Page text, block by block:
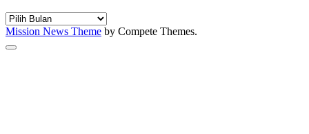
ARSIP
Mission News Theme by Compete Themes.
Scroll